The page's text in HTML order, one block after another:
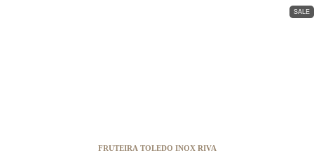
SALE
FRUTEIRA TOLEDO INOX RIVA